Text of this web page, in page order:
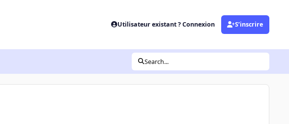
Utilisateur existant ? Connexion S’inscrire
Search...